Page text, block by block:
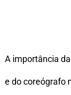
A importância
e do coreógrafo